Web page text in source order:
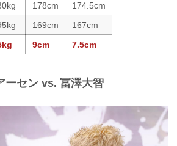
178cm
174.5cm
169cm
167cm
9cm 7.5cm
ーセン vs. 冨澤大智